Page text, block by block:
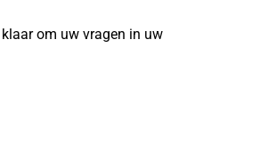
om uw vragen in uw